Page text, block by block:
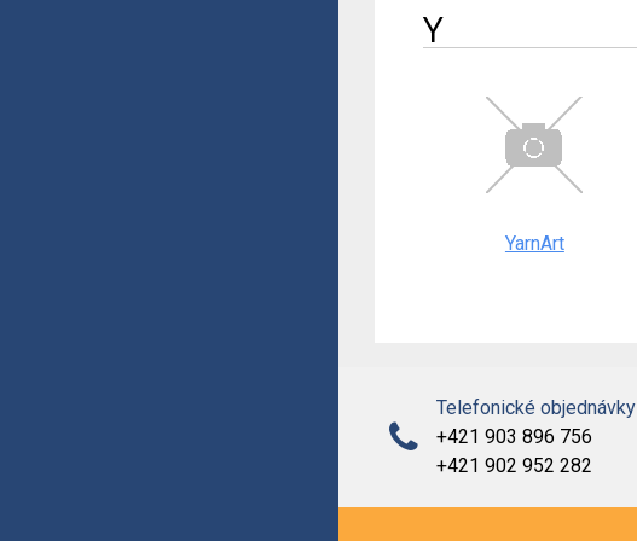
Y
YarnArt
Telefonické objednávky
+421 903 896 756
+421 902 952 282